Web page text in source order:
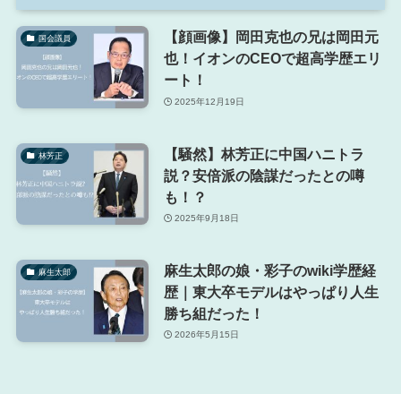
国会議員
【顔画像】岡田克也の兄は岡田元
也！イオンのCEOで超高学歴エリ
ート！
2025年12月19日
林芳正
【騒然】林芳正に中国ハニトラ
説？安倍派の陰謀だったとの噂
も！？
2025年9月18日
麻生太郎
麻生太郎の娘・彩子のwiki学歴経
歴｜東大卒モデルはやっぱり人生
勝ち組だった！
2026年5月15日